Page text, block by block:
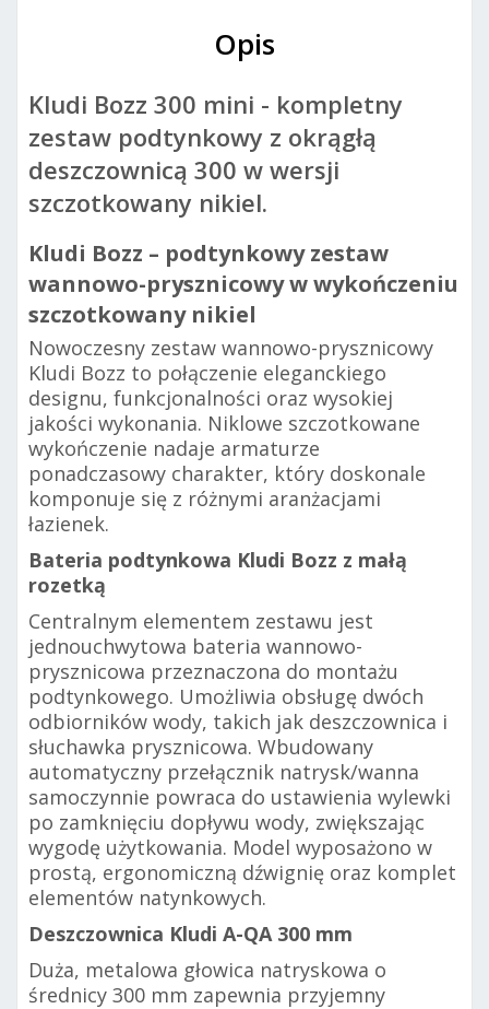
Opis
Kludi Bozz 300 mini - kompletny
zestaw podtynkowy z okrągłą
deszczownicą 300 w wersji
szczotkowany nikiel.
Kludi Bozz – podtynkowy zestaw
wannowo-prysznicowy w wykończeniu
szczotkowany nikiel
Nowoczesny zestaw wannowo-prysznicowy
Kludi Bozz to połączenie eleganckiego
designu, funkcjonalności oraz wysokiej
jakości wykonania. Niklowe szczotkowane
wykończenie nadaje armaturze
ponadczasowy charakter, który doskonale
komponuje się z różnymi aranżacjami
łazienek.
Bateria podtynkowa Kludi Bozz z małą
rozetką
Centralnym elementem zestawu jest
jednouchwytowa bateria wannowo-
prysznicowa przeznaczona do montażu
podtynkowego. Umożliwia obsługę dwóch
odbiorników wody, takich jak deszczownica i
słuchawka prysznicowa. Wbudowany
automatyczny przełącznik natrysk/wanna
samoczynnie powraca do ustawienia wylewki
po zamknięciu dopływu wody, zwiększając
wygodę użytkowania. Model wyposażono w
prostą, ergonomiczną dźwignię oraz komplet
elementów natynkowych.
Deszczownica Kludi A-QA 300 mm
Duża, metalowa głowica natryskowa o
średnicy 300 mm zapewnia przyjemny